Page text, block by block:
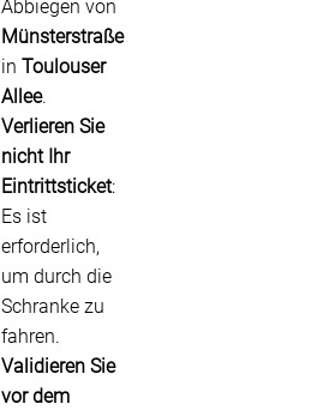
Abbiegen von
Münsterstraße
in Toulouser
Allee.
Verlieren Sie
nicht Ihr
Eintrittsticket:
Es ist
erforderlich,
um durch die
Schranke zu
fahren.
Validieren Sie
vor dem